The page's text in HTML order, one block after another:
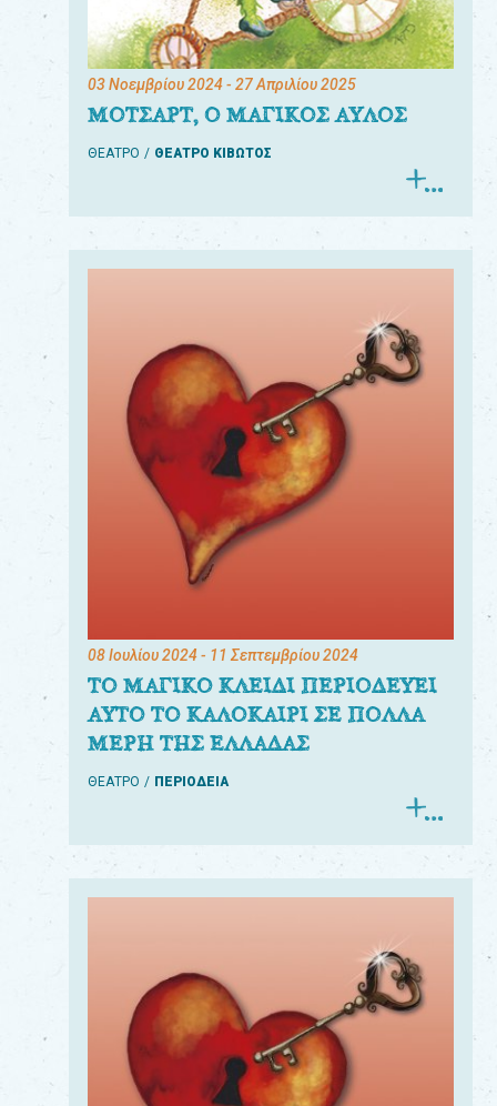
03 Νοεμβρίου 2024- 27 Απριλίου 2025
ΜΟΤΣΑΡΤ, Ο ΜΑΓΙΚΟΣ ΑΥΛΟΣ
ΘΕΑΤΡΟ ΘΕΑΤΡΟ ΚΙΒΩΤΟΣ
08 Ιουλίου 2024- 11 Σεπτεμβρίου 2024
ΤΟ ΜΑΓΙΚΟ ΚΛΕΙΔΙ ΠΕΡΙΟΔΕΥΕΙ
ΑΥΤΟ ΤΟ ΚΑΛΟΚΑΙΡΙ ΣΕ ΠΟΛΛΑ
ΜΕΡΗ ΤΗΣ ΕΛΛΑΔΑΣ
ΘΕΑΤΡΟ ΠΕΡΙΟΔΕΙΑ